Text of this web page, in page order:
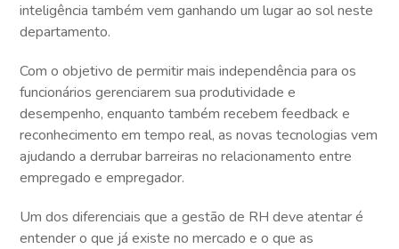
inteligência também vem ganhando um lugar ao sol neste
departamento.
Com o objetivo de permitir mais independência para os
funcionários gerenciarem sua produtividade e
desempenho, enquanto também recebem feedback e
reconhecimento em tempo real, as novas tecnologias vem
ajudando a derrubar barreiras no relacionamento entre
empregado e empregador.
Um dos diferenciais que a gestão de RH deve atentar é
entender o que já existe no mercado e o que as